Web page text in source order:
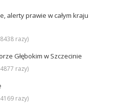
alerty prawie w całym kraju
razy)
Głębokim w Szczecinie
razy)
razy)